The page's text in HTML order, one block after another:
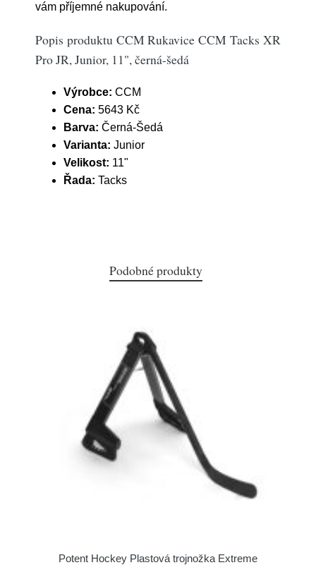
vám příjemné nakupování.
Popis produktu CCM Rukavice CCM Tacks XR
Pro JR, Junior, 11", černá-šedá
Výrobce: CCM
Cena: 5643 Kč
Barva: Černá-Šedá
Varianta: Junior
Velikost: 11"
Řada: Tacks
Podobné produkty
Potent Hockey Plastová trojnožka Extreme